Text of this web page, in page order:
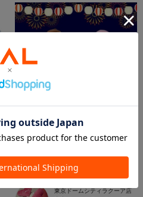
2026.06.16
推しぬい服🏮👘
東京ドームシティラクーア店